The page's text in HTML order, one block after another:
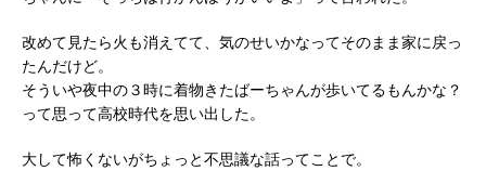
改めて見たら火も消えてて、気のせいかなってそのまま家に戻っ
たんだけど。
そういや夜中の３時に着物きたばーちゃんが歩いてるもんかな？
って思って高校時代を思い出した。
大して怖くないがちょっと不思議な話ってことで。